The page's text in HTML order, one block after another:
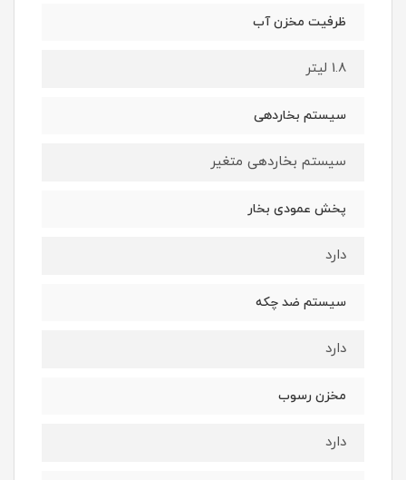
ظرفیت مخزن آب
1.8 لیتر
سیستم بخاردهی
سیستم بخاردهی متغیر
پخش عمودی بخار
دارد
سیستم ضد چکه
دارد
مخزن رسوب
دارد